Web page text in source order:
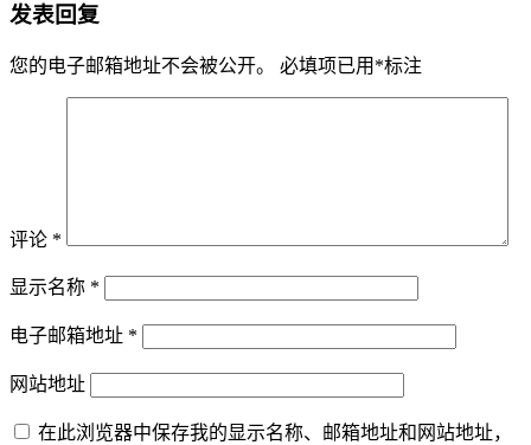
发表回复
您的电子邮箱地址不会被公开。 必填项已用 *标注
评论 *
显示名称 *
电子邮箱地址 *
网站地址
在此浏览器中保存我的显示名称、邮箱地址和网站地址，